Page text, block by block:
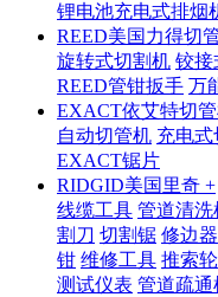
锂电池充电式排烟
REED美国力得切
旋转式切割机 铰接
REED管钳扳手 万
EXACT依艾特切
自动切管机 充电
EXACT锯片
RIDGID美国里奇 +
线缆工具 管道清洗
割刀 切割锯 修边器
钳 维修工具 推索轮
测试仪表 管道疏通